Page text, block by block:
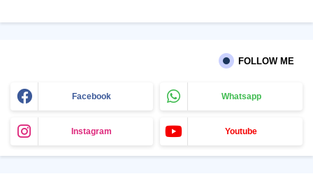
FOLLOW ME
Facebook Whatsapp
Instagram Youtube